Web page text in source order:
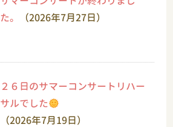
た。
（2026年7月27日）
２６日のサマーコンサートリハー
サルでした
（2026年7月19日）